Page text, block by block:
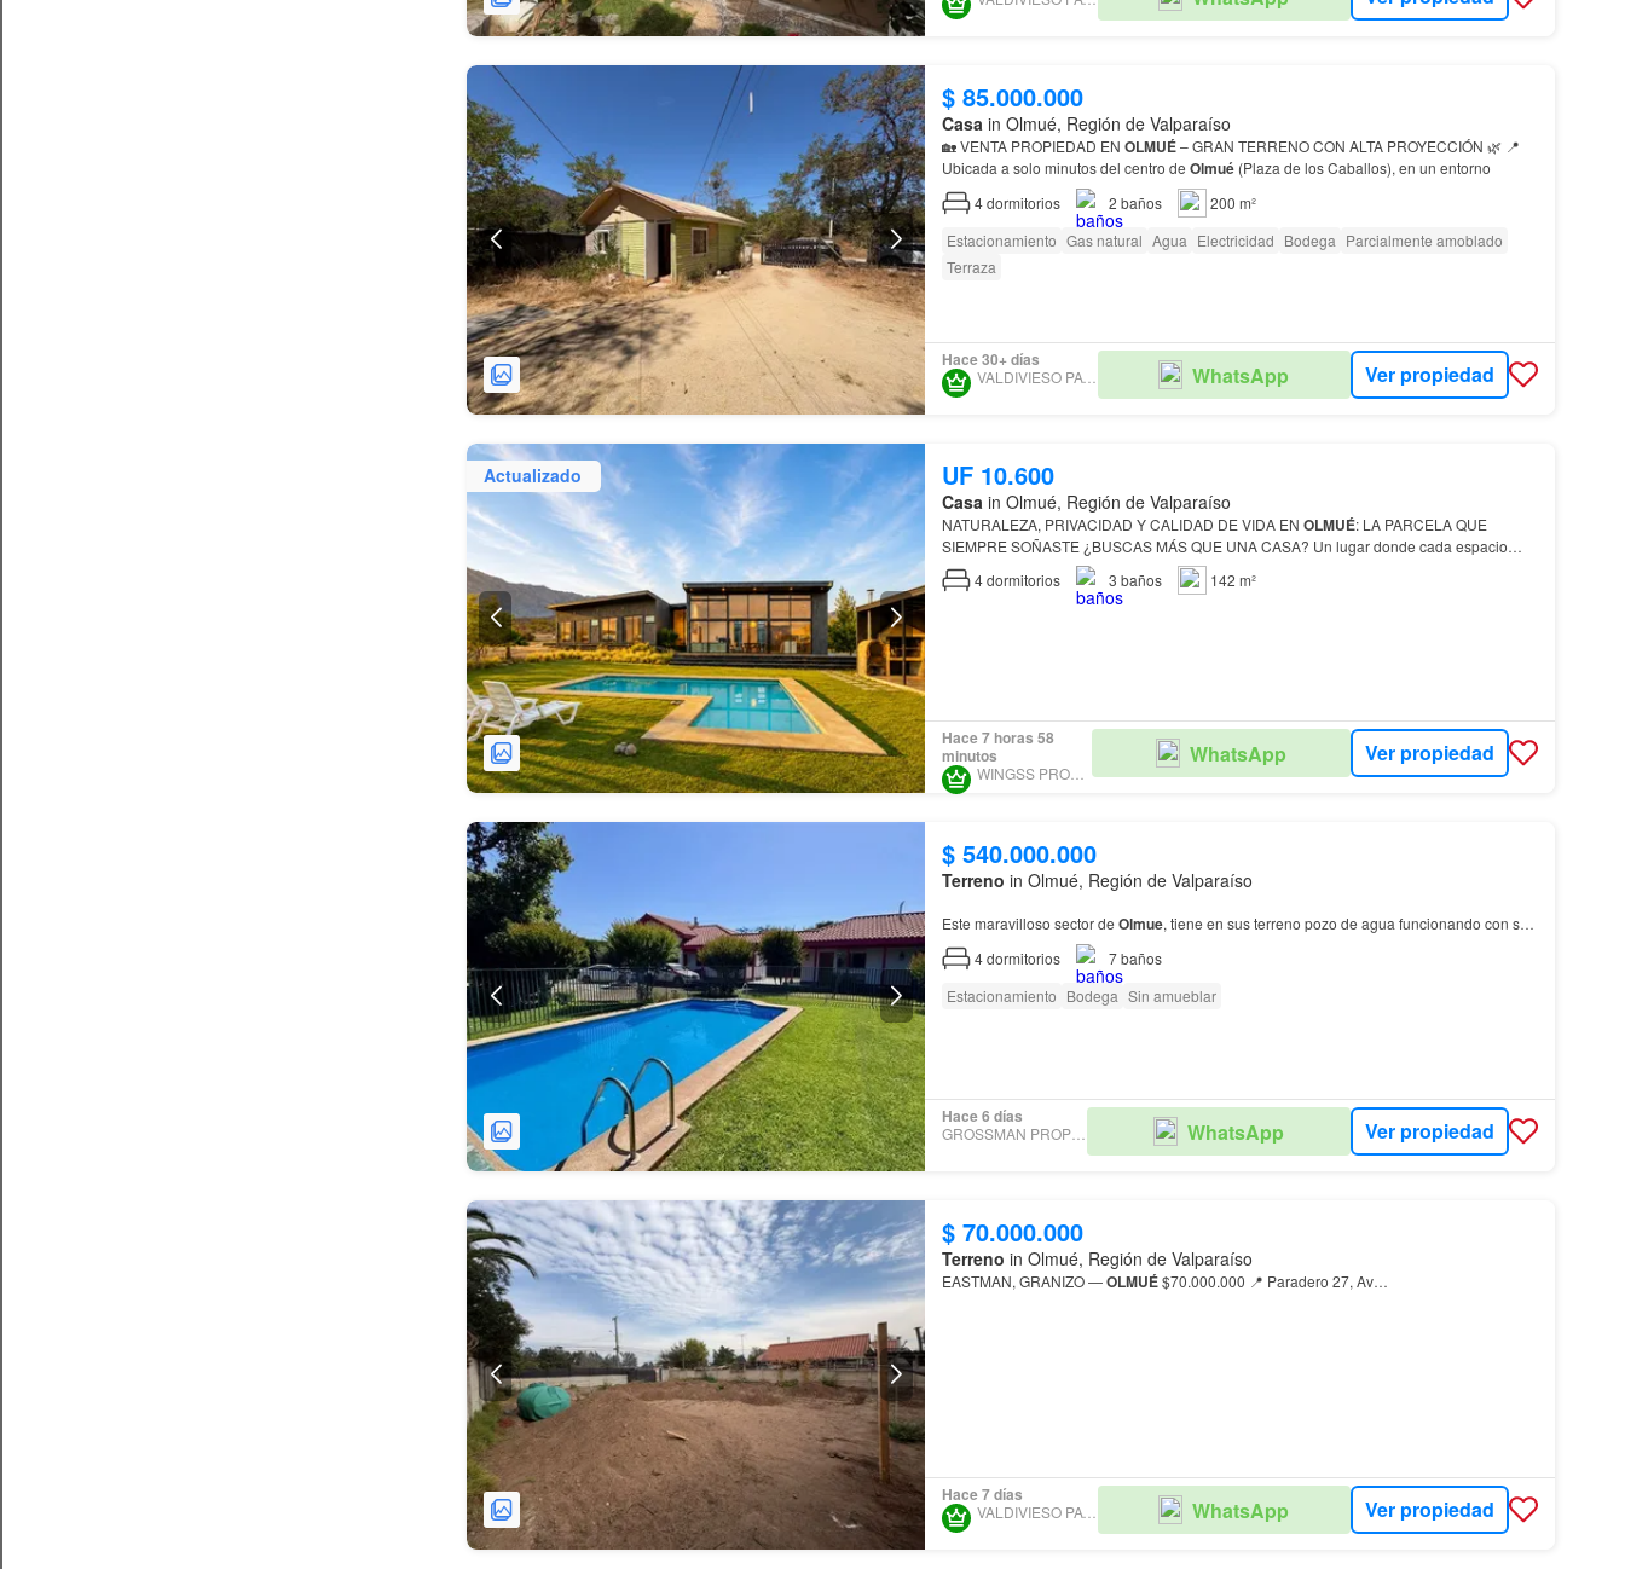
$ 85.000.000
Casa in Olmué, Región de Valparaíso
🏡 VENTA PROPIEDAD EN OLMUÉ– GRAN TERRENO CON ALTA PROYECCIÓN 🌿 📍
Ubicada a solo minutos del centro de Olmué(Plaza de los Caballos), en un entorno
4dormitorios 2 baños
200 m²
Estacionamiento Gas natural Agua Electricidad Bodega Parcialmente amoblado
Terraza
Hace 30+ días
VALDIVIESO PATRIMONIO WhatsApp Ver propiedad
Actualizado UF 10.600
Casa in Olmué, Región de Valparaíso
NATURALEZA, PRIVACIDAD Y CALIDAD DE VIDA EN OLMUÉ: LA PARCELA QUE
SIEMPRE SOÑASTE ¿BUSCAS MÁS QUE UNA CASA? Un lugar donde cada espacio
invita a crear recuerdos, disfrutar del paisaje y vivir con la tranquilidad que solo Ol…
4dormitorios 3 baños 142 m²
Hace 7 horas 58
minutos
WINGSS PROPIEDADES
WhatsApp Ver propiedad
$ 540.000.000
Terreno in Olmué, Región de Valparaíso
Este maravilloso sector de Olmue, tiene en sus terreno pozo de agua funcionando con su
bomba y 2 estanques de 5000 lts cada uno, que fácilmente se
Esta propiedad es un refugio de la naturaleza, pero muy cerc…
4dormitorios 7baños
Estacionamiento Bodega Sin amueblar
Hace 6 días
GROSSMAN PROPIEDADES WhatsApp Ver propiedad
$ 70.000.000
Terreno in Olmué, Región de Valparaíso
EASTMAN, GRANIZO —OLMUÉ$70.000.000 📍 Paradero 27, Av…
Hace 7 días
VALDIVIESO PATRIMONIO WhatsApp Ver propiedad